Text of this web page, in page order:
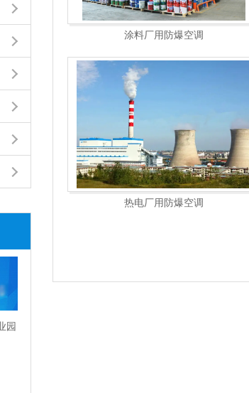
园
涂料厂用防爆空调
热电厂用防爆空调